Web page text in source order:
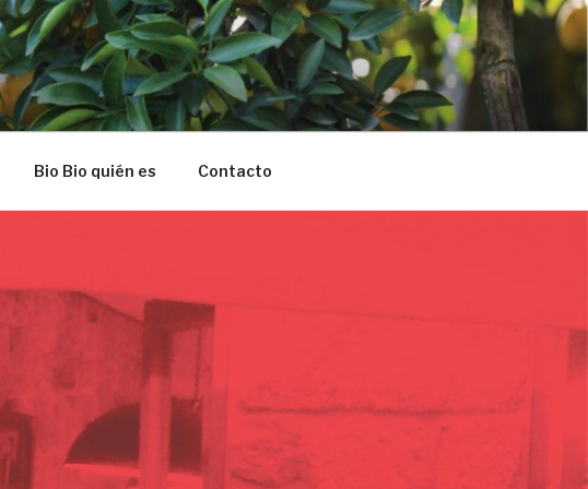
Bio Bio quién es Contacto